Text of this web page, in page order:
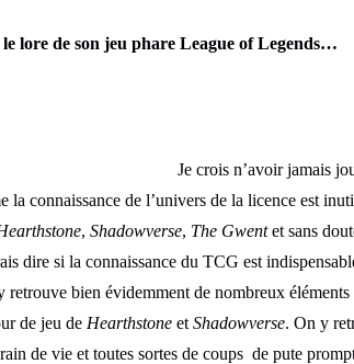
lore de son jeu phare League of Legends…
Je crois n’avoir jamais
la connaissance de l’univers de la licence est
, Shadowverse, The Gwentet sans
dire si la connaissance du TCG est
bien évidemment de nombreux éléments
de jeu de Hearthstone et Shadowverse. On y
de vie et toutes sortes de coups de pute